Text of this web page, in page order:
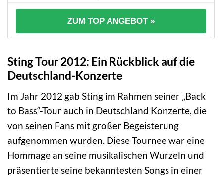
ZUM TOP ANGEBOT »
Sting Tour 2012: Ein Rückblick auf die
Deutschland-Konzerte
Im Jahr 2012 gab Sting im Rahmen seiner „Back
to Bass“-Tour auch in Deutschland Konzerte, die
von seinen Fans mit großer Begeisterung
aufgenommen wurden. Diese Tournee war eine
Hommage an seine musikalischen Wurzeln und
präsentierte seine bekanntesten Songs in einer